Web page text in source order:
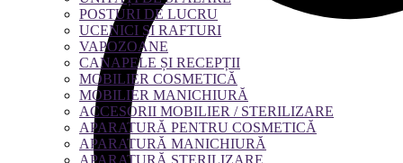
POSTURI DE LUCRU
UCENICI ȘI RAFTURI
VAPOZOANE
CANAPELE ȘI RECEPȚII
MOBILIER COSMETICĂ
MOBILIER MANICHIURĂ
ACCESORII MOBILIER / STERILIZARE
APARATURĂ PENTRU COSMETICĂ
APARATURĂ MANICHIURĂ
APARATURĂ STERILIZARE